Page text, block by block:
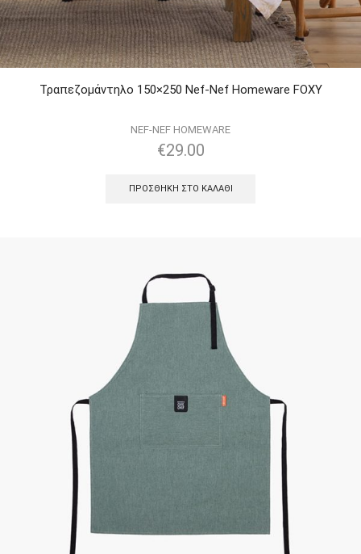
Τραπεζομάντηλo 150×250 Nef-Nef Homeware FOXY
NEF-NEF HOMEWARE
€29.00
ΠΡΟΣΘΉΚΗ ΣΤΟ ΚΑΛΆΘΙ